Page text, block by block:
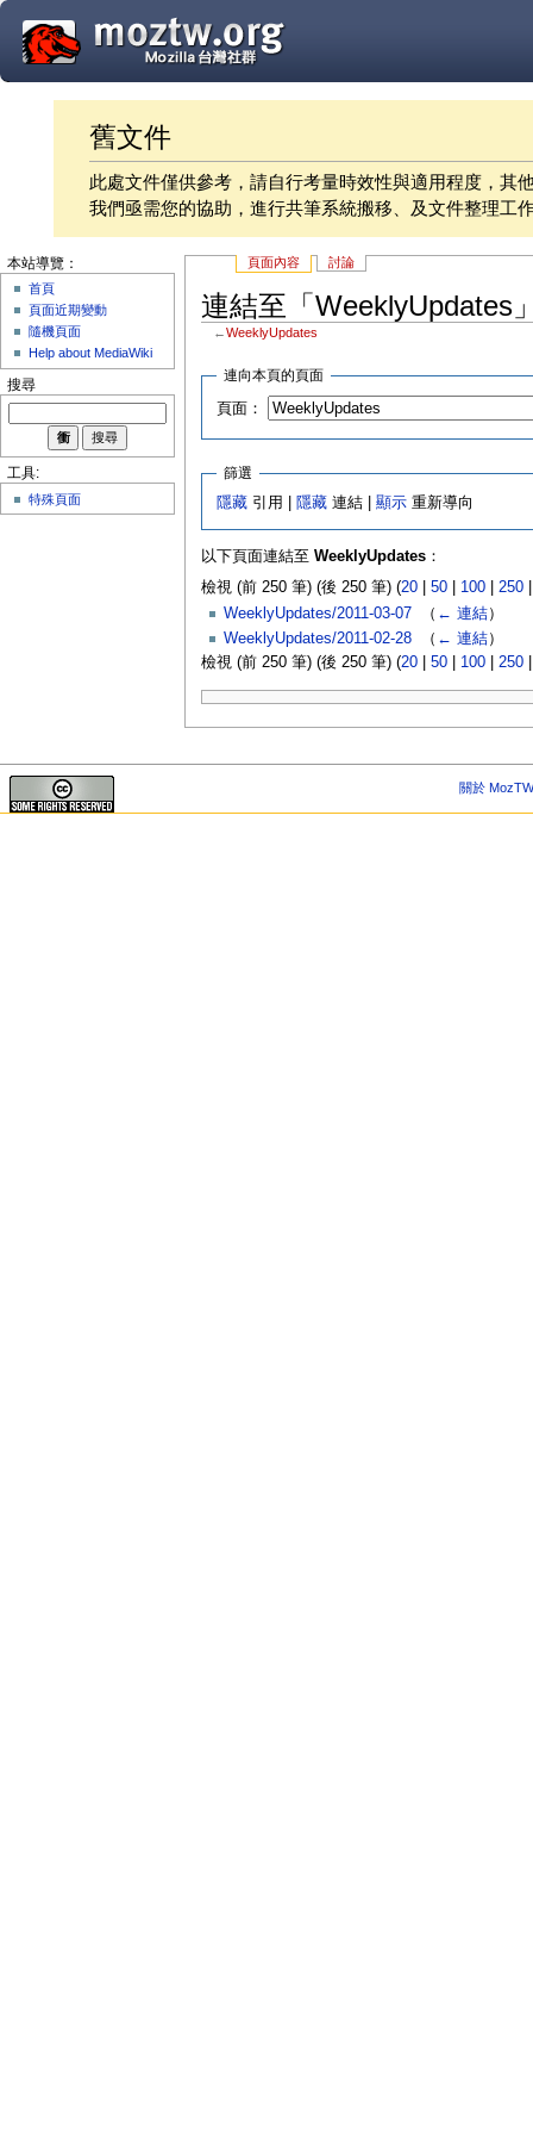
舊文件
此處文件僅供參考，請自行考量時效性與適用程度，其
我們亟需您的協助，進行共筆系統搬移、及文件整理工
頁面內容 討論
連結至「WeeklyUpdates
←WeeklyUpdates
連向本頁的頁面
頁面：
篩選
隱藏 引用 | 隱藏 連結 |顯示 重新導向
以下頁面連結至 WeeklyUpdates：
檢視 (前 250 筆) (後 250 筆) (20| 50| 100| 250
WeeklyUpdates/2011-03-07‎ （ ← 連結）
WeeklyUpdates/2011-02-28‎ （ ← 連結）
檢視 (前 250 筆) (後 250 筆) (20| 50| 100| 250
本站導覽：
首頁
頁面近期變動
隨機頁面
Help about MediaWiki
搜尋
工具:
特殊頁面
關於